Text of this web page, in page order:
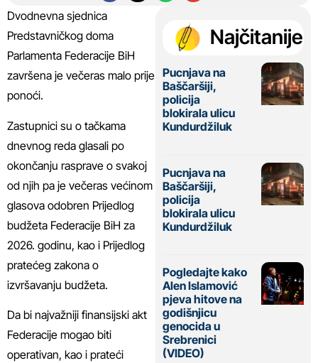
Dvodnevna sjednica
Predstavničkog doma
Parlamenta Federacije BiH
završena je večeras malo prije
ponoći.
Zastupnici su o tačkama
dnevnog reda glasali po
okončanju rasprave o svakoj
od njih pa je večeras većinom
glasova odobren Prijedlog
budžeta Federacije BiH za
2026. godinu, kao i Prijedlog
pratećeg zakona o
izvršavanju budžeta.
Da bi najvažniji finansijski akt
Federacije mogao biti
operativan, kao i prateći
Najčitanije
Pucnjava na
Baščaršiji,
policija
blokirala ulicu
Kundurdžiluk
Pucnjava na
Baščaršiji,
policija
blokirala ulicu
Kundurdžiluk
Pogledajte kako
Alen Islamović
pjeva hitove na
godišnjicu
genocida u
Srebrenici
(VIDEO)